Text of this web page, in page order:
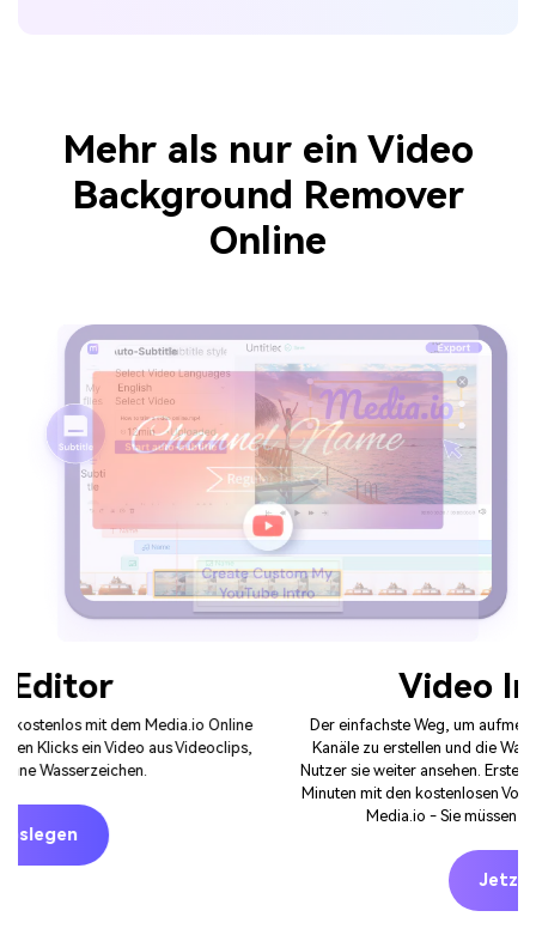
Mehr als nur ein Video
Background Remover
Online
Video Intro Maker
Der einfachste Weg, um aufmerksamkeitsstarke Intro-Videos für Ihre
Kanäle zu erstellen und die Wahrscheinlichkeit zu erhöhen, dass Ihre
Nutzer sie weiter ansehen. Erstellen Sie Ihr Intro-Video online in wenigen
Minuten mit den kostenlosen Vorlagen und einzigartigen Elementen von
Media.io - Sie müssen keine Software herunterladen.